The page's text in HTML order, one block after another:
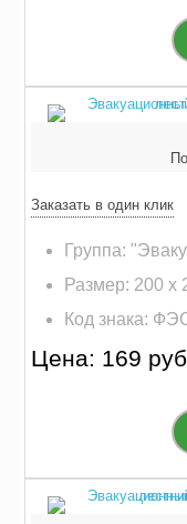
Заказать в один клик
Группа:
Размер: 200 х
Код знака:
Цена: 169